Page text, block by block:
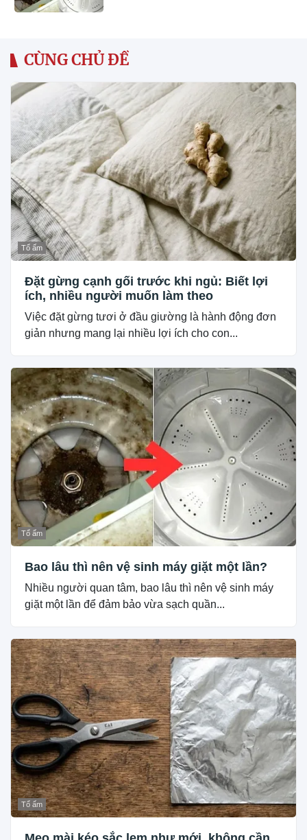
CÙNG CHỦ ĐỀ
Tổ ấm
Đặt gừng cạnh gối trước khi ngủ: Biết lợi
ích, nhiều người muốn làm theo
Việc đặt gừng tươi ở đầu giường là hành động đơn
giản nhưng mang lại nhiều lợi ích cho con...
Tổ ấm
Bao lâu thì nên vệ sinh máy giặt một lần?
Nhiều người quan tâm, bao lâu thì nên vệ sinh máy
giặt một lần để đảm bảo vừa sạch quần...
Tổ ấm